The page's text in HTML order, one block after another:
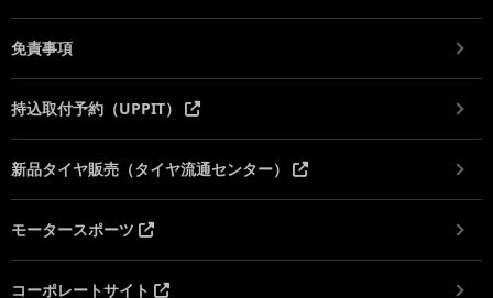
免責事項
持込取付予約（UPPIT）
新品タイヤ販売（タイヤ流通センター）
モータースポーツ
コーポレートサイト